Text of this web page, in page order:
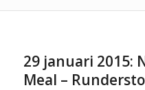
29 januari 2015:
Meal –